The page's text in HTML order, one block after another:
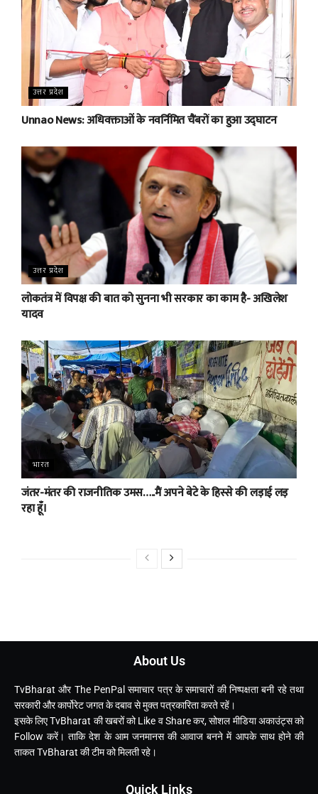
उत्तर प्रदेश
Unnao News: अधिवक्ताओं के नवर्निमित चैंबरों का हुआ उद्घाटन
उत्तर प्रदेश
लोकतंत्र में विपक्ष की बात को सुनना भी सरकार का काम है- अखिलेश
यादव
भारत
जंतर-मंतर की राजनीतिक उमस…..मैं अपने बेटे के हिस्से की लड़ाई लड़
रहा हूँ।
About Us
TvBharat और The PenPal समाचार पत्र के समाचारों की निष्पक्षता बनी रहे तथा
सरकारी और कार्पोरेट जगत के दबाव से मुक्त पत्रकारिता करते रहें।
इसके लिए TvBharat की खबरों को Like व Share कर, सोशल मीडिया अकाउंट्स को
Follow करें। ताकि देश के आम जनमानस की आवाज बनने में आपके साथ होने की
ताकत TvBharat की टीम को मिलती रहे।
Quick Links